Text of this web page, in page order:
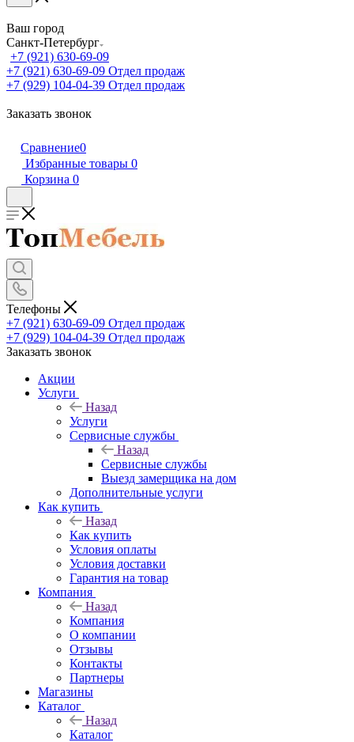
Ваш город
Санкт-Петербург
+7 (921) 630-69-09
+7 (921) 630-69-09 Отдел продаж
+7 (929) 104-04-39 Отдел продаж
Заказать звонок
Сравнение0
Избранные товары 0
Корзина 0
Телефоны
+7 (921) 630-69-09 Отдел продаж
+7 (929) 104-04-39 Отдел продаж
Заказать звонок
Акции
Услуги
Назад
Услуги
Сервисные службы
Назад
Сервисные службы
Выезд замерщика на дом
Дополнительные услуги
Как купить
Назад
Как купить
Условия оплаты
Условия доставки
Гарантия на товар
Компания
Назад
Компания
О компании
Отзывы
Контакты
Партнеры
Магазины
Каталог
Назад
Каталог